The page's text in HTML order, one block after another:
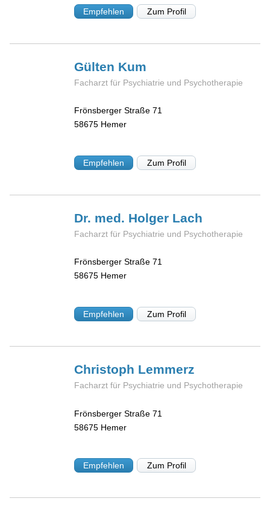
Empfehlen Zum Profil
Gülten Kum
Facharzt für Psychiatrie und Psychotherapie
Frönsberger Straße 71
58675 Hemer
Empfehlen Zum Profil
Dr. med. Holger Lach
Facharzt für Psychiatrie und Psychotherapie
Frönsberger Straße 71
58675 Hemer
Empfehlen Zum Profil
Christoph Lemmerz
Facharzt für Psychiatrie und Psychotherapie
Frönsberger Straße 71
58675 Hemer
Empfehlen Zum Profil